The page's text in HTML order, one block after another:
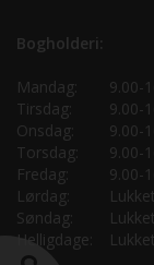
Bogholderi:
Mandag:
9.00-
Tirsdag:
9.00-
Onsdag:
9.00-
Torsdag:
9.00-
Fredag:
9.00-
Lørdag:
Lukket
Søndag:
Lukket
Helligdage:
Lukket